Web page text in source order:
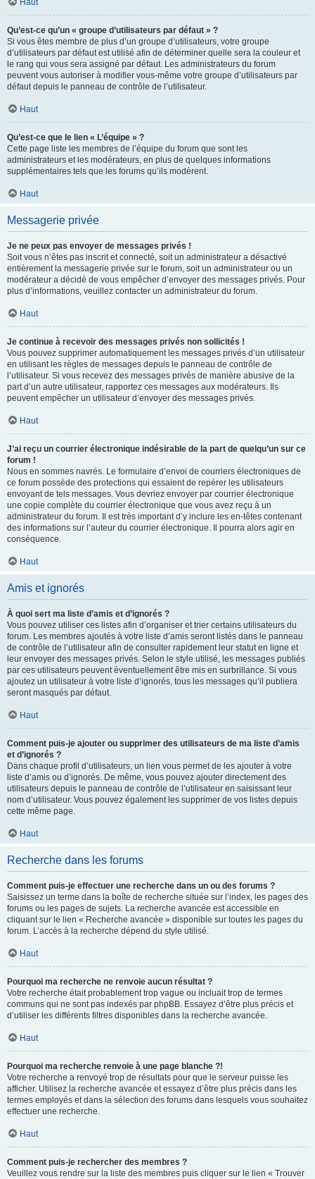
Haut
Qu’est-ce qu’un « groupe d’utilisateurs par défaut » ?
Si vous êtes membre de plus d’un groupe d’utilisateurs, votre groupe
d’utilisateurs par défaut est utilisé afin de déterminer quelle sera la couleur et
le rang qui vous sera assigné par défaut. Les administrateurs du forum
peuvent vous autoriser à modifier vous-même votre groupe d’utilisateurs par
défaut depuis le panneau de contrôle de l’utilisateur.
Haut
Qu’est-ce que le lien « L’équipe » ?
Cette page liste les membres de l’équipe du forum que sont les
administrateurs et les modérateurs, en plus de quelques informations
supplémentaires tels que les forums qu’ils modèrent.
Haut
Messagerie privée
Je ne peux pas envoyer de messages privés !
Soit vous n’êtes pas inscrit et connecté, soit un administrateur a désactivé
entièrement la messagerie privée sur le forum, soit un administrateur ou un
modérateur a décidé de vous empêcher d’envoyer des messages privés. Pour
plus d’informations, veuillez contacter un administrateur du forum.
Haut
Je continue à recevoir des messages privés non sollicités !
Vous pouvez supprimer automatiquement les messages privés d’un utilisateur
en utilisant les règles de messages depuis le panneau de contrôle de
l’utilisateur. Si vous recevez des messages privés de manière abusive de la
part d’un autre utilisateur, rapportez ces messages aux modérateurs. Ils
peuvent empêcher un utilisateur d’envoyer des messages privés.
Haut
J’ai reçu un courrier électronique indésirable de la part de quelqu’un sur ce
forum !
Nous en sommes navrés. Le formulaire d’envoi de courriers électroniques de
ce forum possède des protections qui essaient de repérer les utilisateurs
envoyant de tels messages. Vous devriez envoyer par courrier électronique
une copie complète du courrier électronique que vous avez reçu à un
administrateur du forum. Il est très important d’y inclure les en-têtes contenant
des informations sur l’auteur du courrier électronique. Il pourra alors agir en
conséquence.
Haut
Amis et ignorés
À quoi sert ma liste d’amis et d’ignorés ?
Vous pouvez utiliser ces listes afin d’organiser et trier certains utilisateurs du
forum. Les membres ajoutés à votre liste d’amis seront listés dans le panneau
de contrôle de l’utilisateur afin de consulter rapidement leur statut en ligne et
leur envoyer des messages privés. Selon le style utilisé, les messages publiés
par ces utilisateurs peuvent éventuellement être mis en surbrillance. Si vous
ajoutez un utilisateur à votre liste d’ignorés, tous les messages qu’il publiera
seront masqués par défaut.
Haut
Comment puis-je ajouter ou supprimer des utilisateurs de ma liste d’amis
et d’ignorés ?
Dans chaque profil d’utilisateurs, un lien vous permet de les ajouter à votre
liste d’amis ou d’ignorés. De même, vous pouvez ajouter directement des
utilisateurs depuis le panneau de contrôle de l’utilisateur en saisissant leur
nom d’utilisateur. Vous pouvez également les supprimer de vos listes depuis
cette même page.
Haut
Recherche dans les forums
Comment puis-je effectuer une recherche dans un ou des forums ?
Saisissez un terme dans la boîte de recherche située sur l’index, les pages des
forums ou les pages de sujets. La recherche avancée est accessible en
cliquant sur le lien « Recherche avancée » disponible sur toutes les pages du
forum. L’accès à la recherche dépend du style utilisé.
Haut
Pourquoi ma recherche ne renvoie aucun résultat ?
Votre recherche était probablement trop vague ou incluait trop de termes
communs qui ne sont pas indexés par phpBB. Essayez d’être plus précis et
d’utiliser les différents filtres disponibles dans la recherche avancée.
Haut
Pourquoi ma recherche renvoie à une page blanche ?!
Votre recherche a renvoyé trop de résultats pour que le serveur puisse les
afficher. Utilisez la recherche avancée et essayez d’être plus précis dans les
termes employés et dans la sélection des forums dans lesquels vous souhaitez
effectuer une recherche.
Haut
Comment puis-je rechercher des membres ?
Veuillez vous rendre sur la liste des membres puis cliquer sur le lien « Trouver